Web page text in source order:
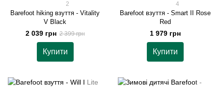
2
Barefoot hiking взуття - Vitality
V Black
2 039 грн 2 399 грн
Купити
4
Barefoot взуття - Smart II Rose
Red
1 979 грн
Купити